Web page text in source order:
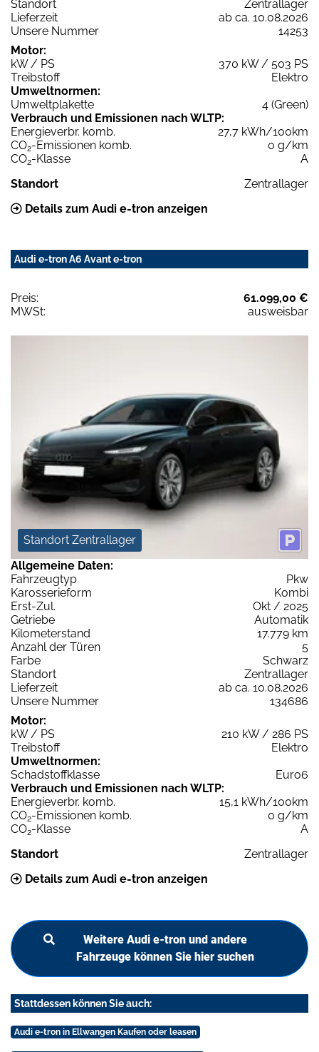
Standort
Zentrallager
Lieferzeit
ab ca. 10.08.2026
Unsere Nummer
14253
Motor:
kW / PS
370 kW / 503 PS
Treibstoff
Elektro
Umweltnormen:
Umweltplakette
4 (Green)
Verbrauch und Emissionen nach WLTP:
Energieverbr. komb.
27,7 kWh/100km
CO2-Emissionen komb.
0 g/km
CO2-Klasse
A
Standort
Zentrallager
Details zum Audi e-tron anzeigen
Audi e-tron A6 Avant e-tron
Preis:
61.099,00 €
MWSt:
ausweisbar
Standort Zentrallager
Allgemeine Daten:
Fahrzeugtyp
Pkw
Karosserieform
Kombi
Erst-Zul.
Okt / 2025
Getriebe
Automatik
Kilometerstand
17.779 km
Anzahl der Türen
5
Farbe
Schwarz
Standort
Zentrallager
Lieferzeit
ab ca. 10.08.2026
Unsere Nummer
134686
Motor:
kW / PS
210 kW / 286 PS
Treibstoff
Elektro
Umweltnormen:
Schadstoffklasse
Euro6
Verbrauch und Emissionen nach WLTP:
Energieverbr. komb.
15,1 kWh/100km
CO2-Emissionen komb.
0 g/km
CO2-Klasse
A
Standort
Zentrallager
Details zum Audi e-tron anzeigen
Weitere Audi e-tron und andere
Fahrzeuge können Sie hier suchen
Stattdessen können Sie auch:
Audi e-tron in Ellwangen Kaufen oder leasen